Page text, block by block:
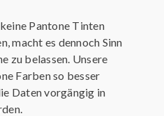
Pantone Tinten
macht es dennoch Sinn
zu belassen. Unsere
Farben so besser
Daten vorgängig in